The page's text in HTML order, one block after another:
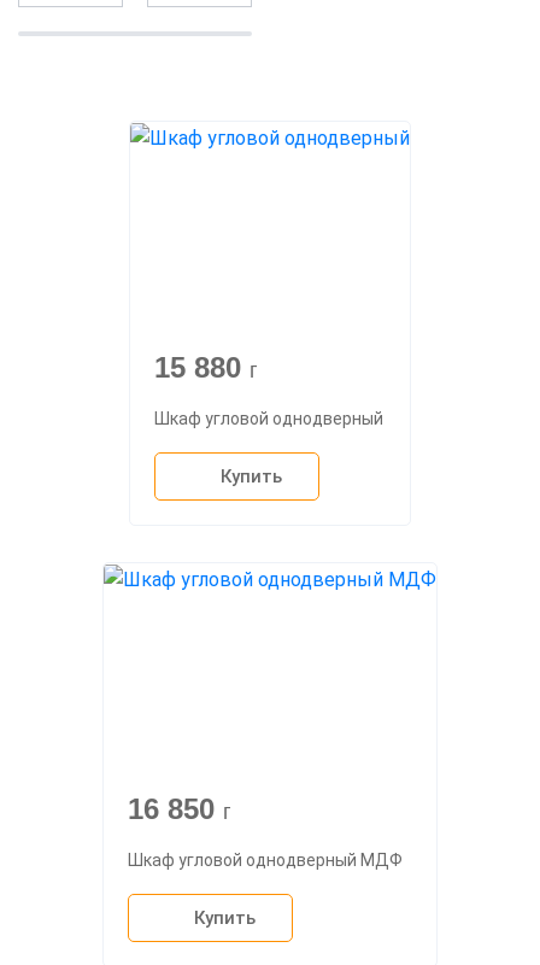
15 880 г
Шкаф угловой однодверный
Купить
16 850 г
Шкаф угловой однодверный МДФ
Купить